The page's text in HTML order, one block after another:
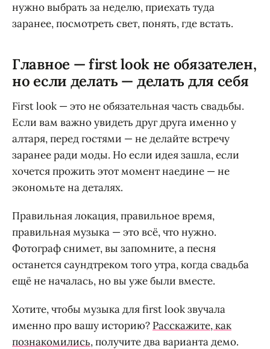
нужно выбрать за неделю, приехать туда
заранее, посмотреть свет, понять, где встать.
Главное — first look не обязателен,
но если делать — делать для себя
First look — это не обязательная часть свадьбы.
Если вам важно увидеть друг друга именно у
алтаря, перед гостями — не делайте встречу
заранее ради моды. Но если идея зашла, если
хочется прожить этот момент наедине — не
экономьте на деталях.
Правильная локация, правильное время,
правильная музыка — это всё, что нужно.
Фотограф снимет, вы запомните, а песня
останется саундтреком того утра, когда свадьба
ещё не началась, но вы уже были вместе.
Хотите, чтобы музыка для first look звучала
именно про вашу историю? Расскажите, как
познакомились, получите два варианта демо.